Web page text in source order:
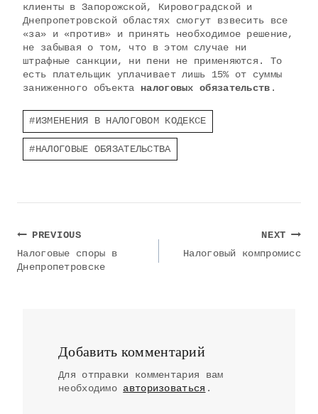
клиенты в Запорожской, Кировоградской и
Днепропетровской областях смогут взвесить все
«за» и «против» и принять необходимое решение,
не забывая о том, что в этом случае ни
штрафные санкции, ни пени не применяются. То
есть плательщик уплачивает лишь 15% от суммы
заниженного объекта налоговых обязательств .
Post
Tags:
#ИЗМЕНЕНИЯ В НАЛОГОВОМ КОДЕКСЕ
#НАЛОГОВЫЕ ОБЯЗАТЕЛЬСТВА
Навигация
по
записям
PREVIOUS
Налоговые споры в
Днепропетровске
NEXT
Налоговый компромисс
Добавить комментарий
Для отправки комментария вам
необходимо авторизоваться .